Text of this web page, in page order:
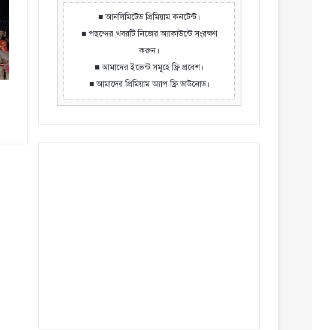
■ আনলিমিটেড প্রিমিয়াম কনটেন্ট।
■ পছন্দের খবরটি নিজের অ্যাকাউন্টে সংরক্ষণ
করুন।
■ আমাদের ইভেন্ট সমূহে ফ্রি প্রবেশ।
■ আমাদের প্রিমিয়াম অ্যাপ ফ্রি ডাউনোড।